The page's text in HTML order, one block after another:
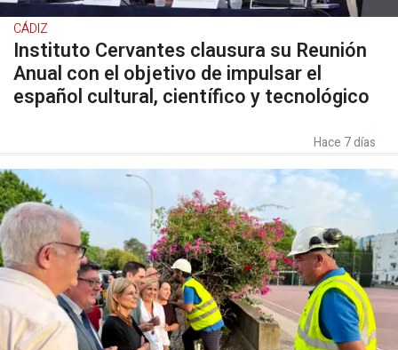
CÁDIZ
Instituto Cervantes clausura su Reunión
Anual con el objetivo de impulsar el
español cultural, científico y tecnológico
Hace 7 días